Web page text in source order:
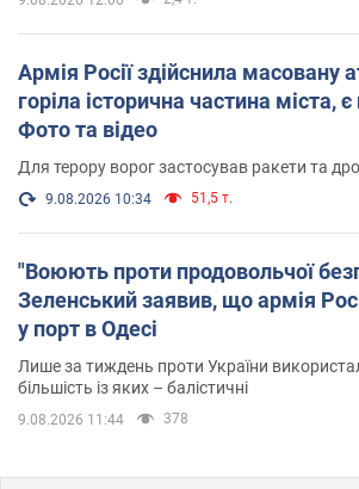
Армія Росії здійснила масовану
горіла історична частина міста,
Фото та відео
Для терору ворог застосував ракети та
9.08.2026 10:34 51,5 т.
"Воюють проти продовольчої
Зеленський заявив, що армія
у порт в Одесі
Лише за тиждень проти України
більшість із яких – балістичні
9.08.2026 11:44 378